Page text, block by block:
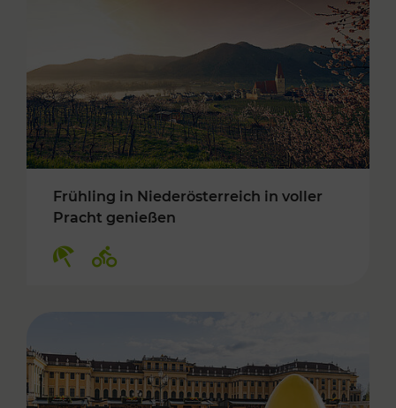
Frühling in Niederösterreich in voller
Pracht genießen